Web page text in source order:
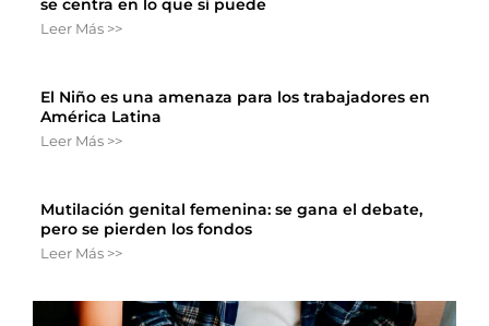
Leer Más >>
El Niño es una amenaza para los trabajadores en
América Latina
Leer Más >>
Mutilación genital femenina: se gana el debate,
pero se pierden los fondos
Leer Más >>